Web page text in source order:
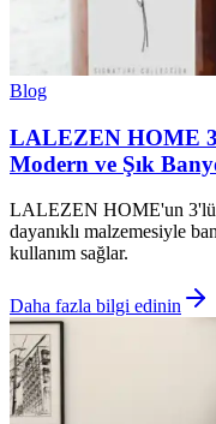
Blog
LALEZEN HOME
Modern ve Şık
LALEZEN HOME'un 3'lü
dayanıklı malzemesiyle
kullanım sağlar.
Daha fazla bilgi edinin